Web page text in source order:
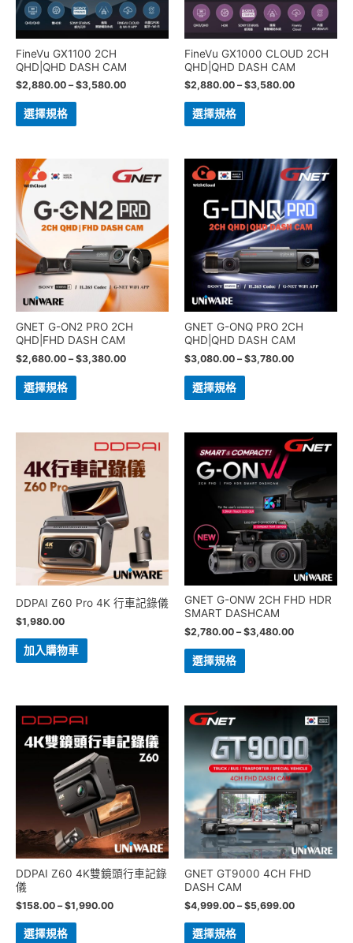
FineVu GX1100 2CH
QHD|QHD DASH CAM
$2,880.00 –$3,580.00
選擇規格
FineVu GX1000 CLOUD 2CH
QHD|QHD DASH CAM
$2,880.00 –$3,580.00
選擇規格
GNET G-ON2 PRO 2CH
QHD|FHD DASH CAM
$2,680.00 –$3,380.00
選擇規格
GNET G-ONQ PRO 2CH
QHD|QHD DASH CAM
$3,080.00 –$3,780.00
選擇規格
DDPAI Z60 Pro 4K 行車記錄儀
$1,980.00
加入購物車
GNET G-ONW 2CH FHD HDR
SMART DASHCAM
$2,780.00 –$3,480.00
選擇規格
DDPAI Z60 4K雙鏡頭行車記錄
儀
$158.00 –$1,990.00
選擇規格
GNET GT9000 4CH FHD
DASH CAM
$4,999.00 –$5,699.00
選擇規格